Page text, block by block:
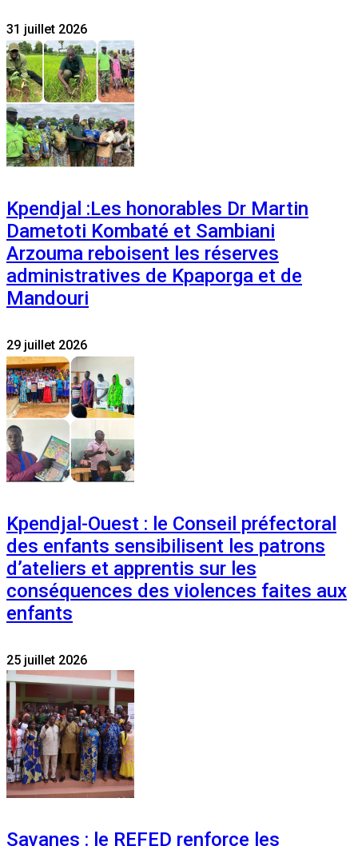
31 juillet 2026
Kpendjal :Les honorables Dr Martin
Dametoti Kombaté et Sambiani
Arzouma reboisent les réserves
administratives de Kpaporga et de
Mandouri
29 juillet 2026
Kpendjal-Ouest : le Conseil préfectoral
des enfants sensibilisent les patrons
d’ateliers et apprentis sur les
conséquences des violences faites aux
enfants
25 juillet 2026
Savanes : le REFED renforce les